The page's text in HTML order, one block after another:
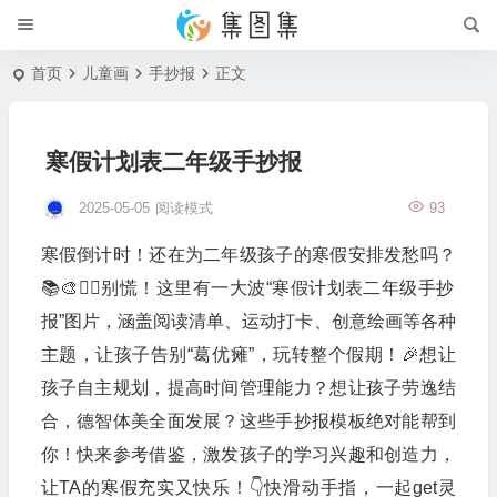
首页 儿童画 手抄报 正文
寒假计划表二年级手抄报
2025-05-05 93
阅读模式
寒假倒计时！还在为二年级孩子的寒假安排发愁吗？
📚🎨🤸‍♂️别慌！这里有一大波“寒假计划表二年级手抄
报”图片，涵盖阅读清单、运动打卡、创意绘画等各种
主题，让孩子告别“葛优瘫”，玩转整个假期！🎉想让
孩子自主规划，提高时间管理能力？想让孩子劳逸结
合，德智体美全面发展？这些手抄报模板绝对能帮到
你！快来参考借鉴，激发孩子的学习兴趣和创造力，
让TA的寒假充实又快乐！👇快滑动手指，一起get灵